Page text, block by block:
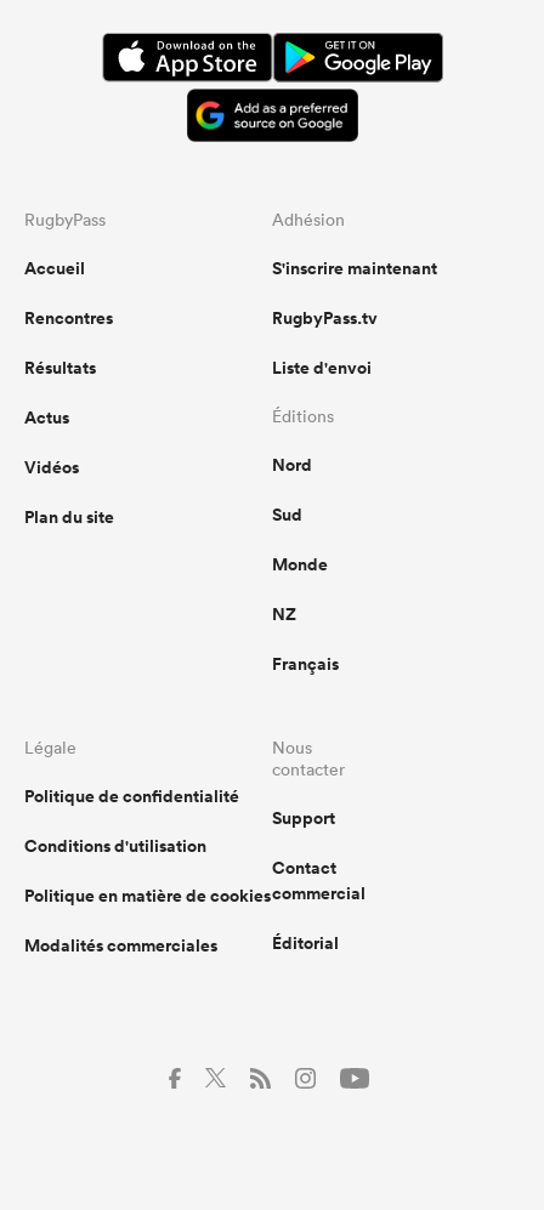
RugbyPass
Accueil
Rencontres
Résultats
Actus
Vidéos
Plan du site
Adhésion
S'inscrire maintenant
RugbyPass.tv
Liste d'envoi
Éditions
Nord
Sud
Monde
NZ
Français
Légale
Politique de confidentialité
Conditions d'utilisation
Politique en matière de cookies
Modalités commerciales
Nous
contacter
Support
Contact
commercial
Éditorial